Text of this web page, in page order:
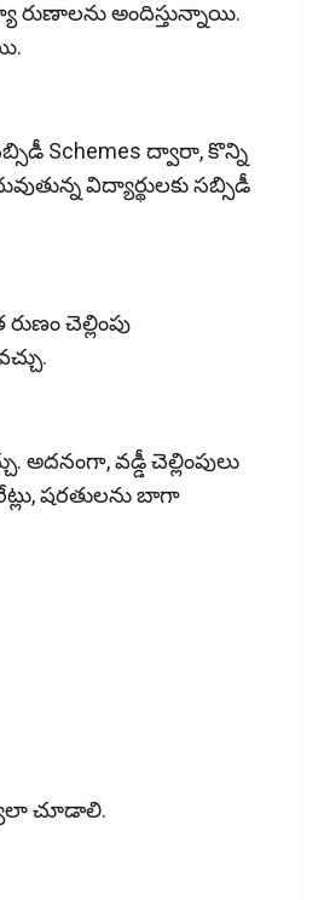
రుణాలను అందిస్తున్నాయి.
Schemes ద్వారా, కొన్ని
విద్యార్థులకు సబ్సిడీ
చెల్లింపు
అదనంగా, వడ్డీ చెల్లింపులు
షరతులను బాగా
చూడాలి.